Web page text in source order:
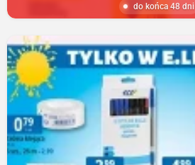
do końca 48 dni